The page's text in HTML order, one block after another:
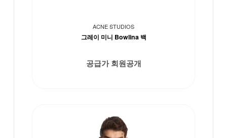
ACNE STUDIOS
그레이 미니 Bowlina 백
공급가 회원공개